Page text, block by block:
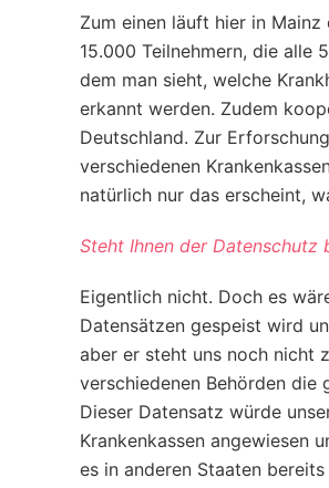
Zum einen läuft hier in
15.000 Teilnehmern, die alle
dem man sieht, welche
erkannt werden. Zudem
Deutschland. Zur
verschiedenen
natürlich nur das erscheint,
Steht Ihnen der Datenschutz
Eigentlich nicht. Doch es
Datensätzen gespeist wird
aber er steht uns noch nicht
verschiedenen Behörden
Dieser Datensatz würde
Krankenkassen angewiesen
es in anderen Staaten